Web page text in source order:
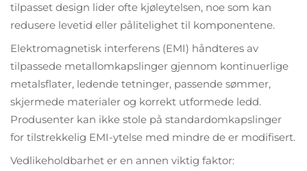
tilpasset design lider ofte kjøleytelsen, noe som kan
redusere levetid eller pålitelighet til komponentene.
Elektromagnetisk interferens (EMI) håndteres av
tilpassede metallomkapslinger gjennom kontinuerlige
metalsflater, ledende tetninger, passende sømmer,
skjermede materialer og korrekt utformede ledd.
Produsenter kan ikke stole på standardomkapslinger
for tilstrekkelig EMI-ytelse med mindre de er modifisert.
Vedlikeholdbarhet er en annen viktig faktor: